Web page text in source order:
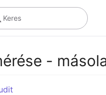
Keres
-